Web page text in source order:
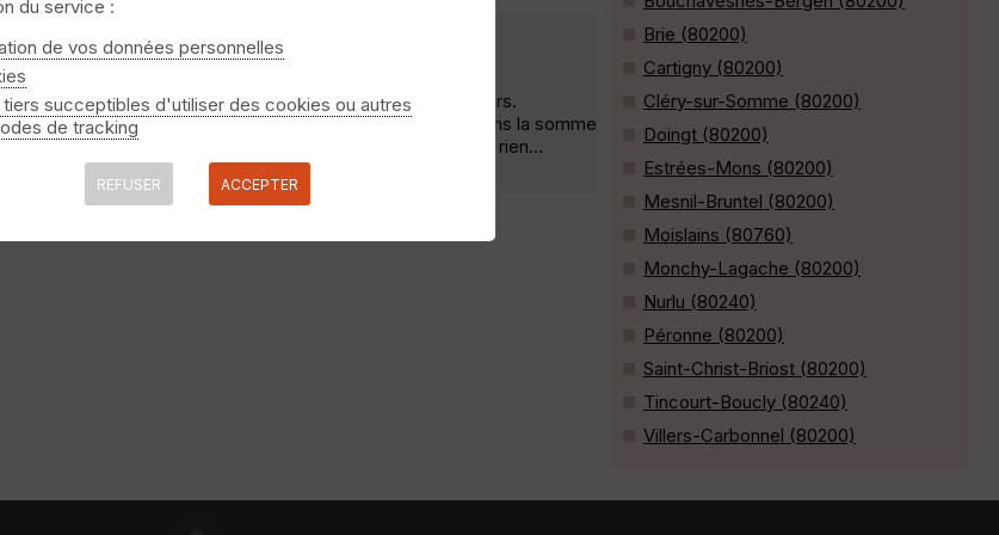
) Étape de plaine Côte : Aucune côte sur le Parcours.
la somme et également la Cologne. La Cologne se jette dans la somme
Berneuil possède un trésor. Au premier abord, on ne voit rien...
Brie (80200)
Cartigny (80200)
Cléry-sur-Somme (80200)
Doingt (80200)
Estrées-Mons (80200)
Mesnil-Bruntel (80200)
Moislains (80760)
Monchy-Lagache (80200)
Nurlu (80240)
Péronne (80200)
Saint-Christ-Briost (80200)
Tincourt-Boucly (80240)
Villers-Carbonnel (80200)
du service :
de vos données personnelles
tiers succeptibles d'utiliser des cookies ou autres
de tracking
REFUSER ACCEPTER